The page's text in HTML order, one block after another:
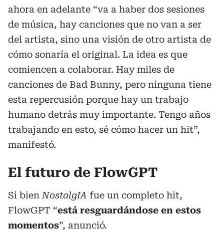
ahora en adelante “va a haber dos sesiones
de música, hay canciones que no van a ser
del artista, sino una visión de otro artista de
cómo sonaría el original. La idea es que
comiencen a colaborar. Hay miles de
canciones de Bad Bunny, pero ninguna tiene
esta repercusión porque hay un trabajo
humano detrás muy importante. Tengo años
trabajando en esto, sé cómo hacer un hit”,
manifestó.
El futuro de FlowGPT
Si bien NostalgIA fue un completo hit,
FlowGPT “está resguardándose en estos
momentos”, anunció.